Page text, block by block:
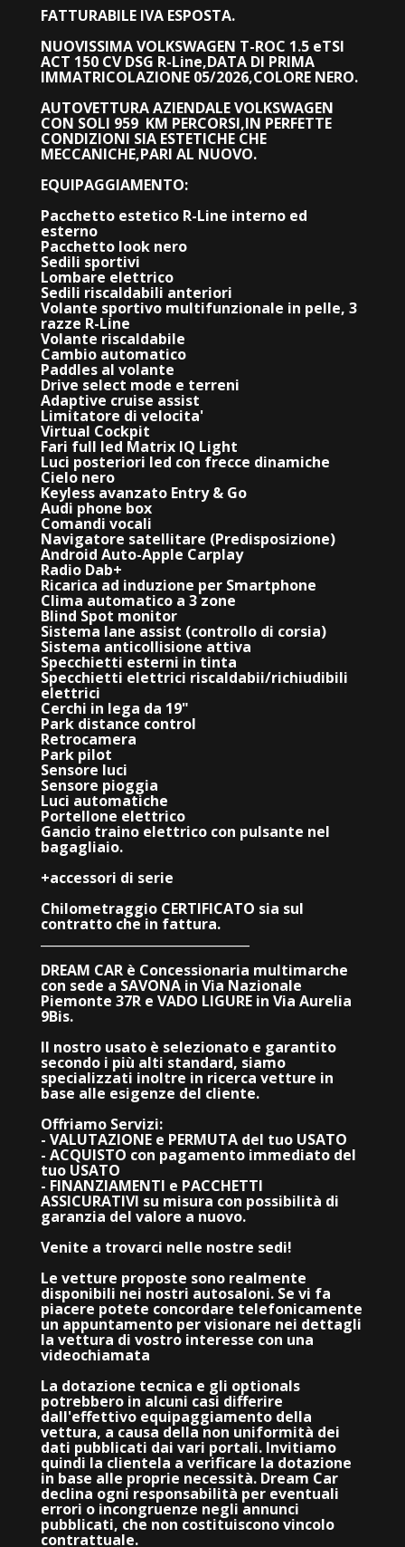
FATTURABILE IVA ESPOSTA.
NUOVISSIMA VOLKSWAGEN T-ROC 1.5 eTSI
ACT 150 CV DSG R-Line,DATA DI PRIMA
IMMATRICOLAZIONE 05/2026,COLORE NERO.
AUTOVETTURA AZIENDALE VOLKSWAGEN
CON SOLI 959 KM PERCORSI,IN PERFETTE
CONDIZIONI SIA ESTETICHE CHE
MECCANICHE,PARI AL NUOVO.
EQUIPAGGIAMENTO:
Pacchetto estetico R-Line interno ed
esterno
Pacchetto look nero
Sedili sportivi
Lombare elettrico
Sedili riscaldabili anteriori
Volante sportivo multifunzionale in pelle, 3
razze R-Line
Volante riscaldabile
Cambio automatico
Paddles al volante
Drive select mode e terreni
Adaptive cruise assist
Limitatore di velocita'
Virtual Cockpit
Fari full led Matrix IQ Light
Luci posteriori led con frecce dinamiche
Cielo nero
Keyless avanzato Entry & Go
Audi phone box
Comandi vocali
Navigatore satellitare (Predisposizione)
Android Auto-Apple Carplay
Radio Dab+
Ricarica ad induzione per Smartphone
Clima automatico a 3 zone
Blind Spot monitor
Sistema lane assist (controllo di corsia)
Sistema anticollisione attiva
Specchietti esterni in tinta
Specchietti elettrici riscaldabii/richiudibili
elettrici
Cerchi in lega da 19"
Park distance control
Retrocamera
Park pilot
Sensore luci
Sensore pioggia
Luci automatiche
Portellone elettrico
Gancio traino elettrico con pulsante nel
bagagliaio.
+accessori di serie
Chilometraggio CERTIFICATO sia sul
contratto che in fattura.
DREAM CAR è Concessionaria multimarche
con sede a SAVONA in Via Nazionale
Piemonte 37R e VADO LIGURE in Via Aurelia
9Bis.
Il nostro usato è selezionato e garantito
secondo i più alti standard, siamo
specializzati inoltre in ricerca vetture in
base alle esigenze del cliente.
Offriamo Servizi:
- VALUTAZIONE e PERMUTA del tuo USATO
- ACQUISTO con pagamento immediato del
tuo USATO
- FINANZIAMENTI e PACCHETTI
ASSICURATIVI su misura con possibilità di
garanzia del valore a nuovo.
Venite a trovarci nelle nostre sedi!
Le vetture proposte sono realmente
disponibili nei nostri autosaloni. Se vi fa
piacere potete concordare telefonicamente
un appuntamento per visionare nei dettagli
la vettura di vostro interesse con una
videochiamata
La dotazione tecnica e gli optionals
potrebbero in alcuni casi differire
dall'effettivo equipaggiamento della
vettura, a causa della non uniformità dei
dati pubblicati dai vari portali. Invitiamo
quindi la clientela a verificare la dotazione
in base alle proprie necessità. Dream Car
declina ogni responsabilità per eventuali
errori o incongruenze negli annunci
pubblicati, che non costituiscono vincolo
contrattuale.